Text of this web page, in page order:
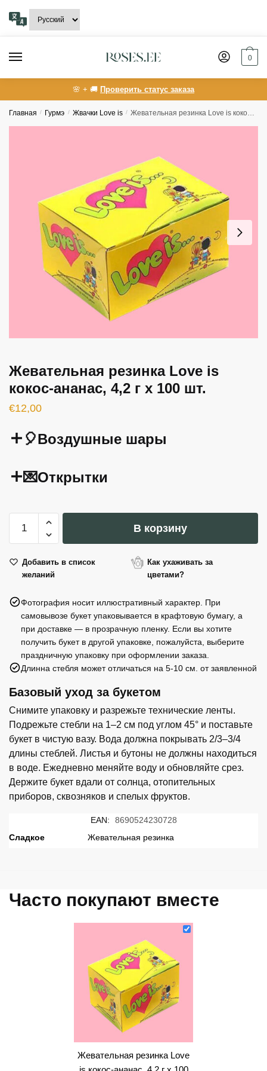
navigation
content
0
🌸 + 🚚 Проверить статус заказа
Главная / Гурмэ / Жвачки Love is / Жевательная резинка Love is кокос-ананас, 4,2 г x 100 шт.
Жевательная резинка Love is
кокос-ананас, 4,2 г x 100 шт.
€12,00
🎈Воздушные шары
💌Открытки
Количество
товара
резинка
Love
кокос-
ананас,
x
шт.
В корзину
Добавить в список
желаний
Как ухаживать за
цветами?
Фотография носит иллюстративный характер. При
самовывозе букет упаковывается в крафтовую бумагу, а
при доставке — в прозрачную пленку. Если вы хотите
получить букет в другой упаковке, пожалуйста, выберите
праздничную упаковку при оформлении заказа.
Длинна стебля может отличаться на 5-10 см. от заявленной
Базовый уход за букетом
Снимите упаковку и разрежьте технические ленты.
Подрежьте стебли на 1–2 см под углом 45° и поставьте
букет в чистую вазу. Вода должна покрывать 2/3–3/4
длины стеблей. Листья и бутоны не должны находиться
в воде. Ежедневно меняйте воду и обновляйте срез.
Держите букет вдали от солнца, отопительных
приборов, сквозняков и спелых фруктов.
EAN:
8690524230728
Сладкое
Жевательная резинка
Часто покупают вместе
Жевательная резинка Love